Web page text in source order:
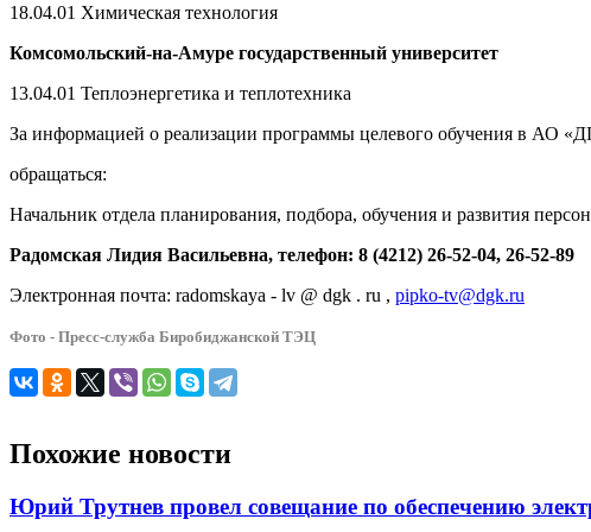
18.04.01 Химическая технология
Комсомольский-на-Амуре государственный университет
13.04.01 Теплоэнергетика и теплотехника
За информацией о реализации программы целевого обучения в АО
обращаться:
Начальник отдела планирования, подбора, обучения и развития
Радомская Лидия Васильевна, телефон: 8 (4212) 26-52-04, 26-52-89
Электронная почта: radomskaya - lv @ dgk . ru , pipko-tv@dgk.ru
Фото - Пресс-служба Биробиджанской ТЭЦ
Похожие новости
Юрий Трутнев провел совещание по обеспечению